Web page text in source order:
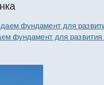
фундамент для развития